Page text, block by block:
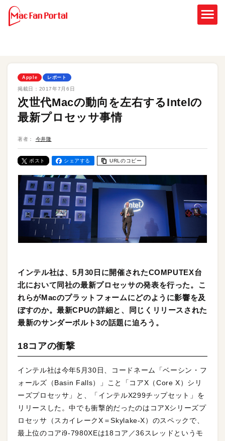
Apple レポート
掲載日： 2017年7月6日
次世代Macの動向を左右するIntelの
最新プロセッサ事情
著者： 今井隆
ポスト シェアする URLのコピー
インテル社は、5月30日に開催されたCOMPUTEX台
北において同社の最新プロセッサの発表を行った。こ
れらがMacのプラットフォームにどのように影響を及
ぼすのか。最新CPUの詳細と、同じくリリースされた
最新のサンダーボルト3の話題に迫ろう。
18コアの衝撃
インテル社は今年5月30日、コードネーム「ベーシン・フ
ォールズ（Basin Falls）」こと「コアX（Core X）シリ
ーズプロセッサ」と、「インテルX299チップセット」を
リリースした。中でも衝撃的だったのはコアXシリーズプ
ロセッサ（スカイレークX＝Skylake-X）のスペックで、
最上位のコアi9-7980XEは18コア／36スレッドというモ